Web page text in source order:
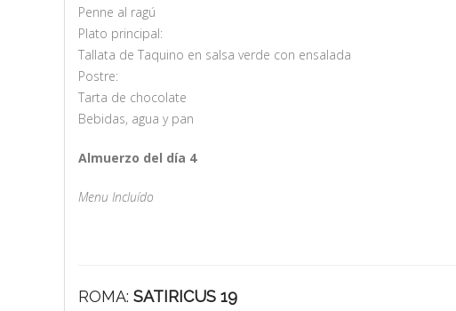
Penne al ragú
Plato principal:
Tallata de Taquino en salsa verde con ensalada
Postre:
Tarta de chocolate
Bebidas, agua y pan
Almuerzo del día 4
Menu Incluído
ROMA: SATIRICUS 19